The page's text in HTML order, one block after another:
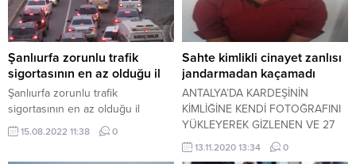
Şanlıurfa zorunlu trafik
sigortasının en az olduğu il
Şanlıurfa zorunlu trafik
sigortasının en az olduğu il
15.08.2022 11:38 0
Sahte kimlikli cinayet zanlısı
jandarmadan kaçamadı
ANTALYA’DA KARDEŞİNİN
KİMLİĞİNE KENDİ FOTOĞRAFINI
YÜKLEYEREK GİZLENEN VE 27
YIL 10 15 GÜN HAPİS CEZASI
BULUNAN ŞÜPHELİ JANDARMA
13.11.2020 13:34 0